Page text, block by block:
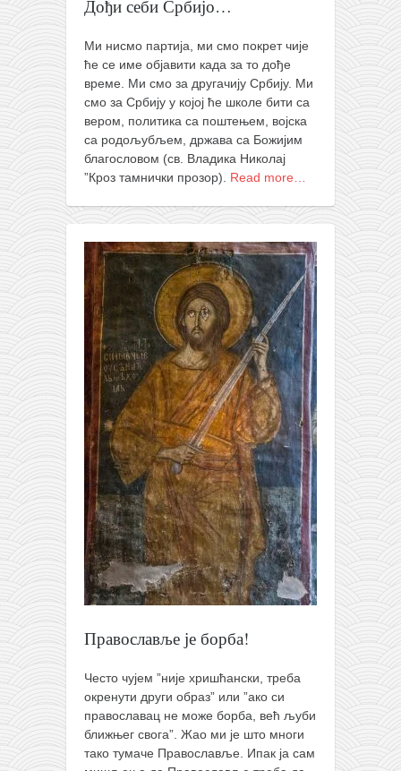
контакт
бесплатна е-књига
термини тренинга
моја прича
моја прича
фотке
контакт
Дођи себи Србијо…
Ми нисмо партија, ми смо покрет чије
ће се име објавити када за то дође
време. Ми смо за другачију Србију. Ми
смо за Србију у којој ће школе бити са
вером, политика са поштењем, војска
са родољубљем, држава са Божијим
благословом (св. Владика Николај
”Кроз тамнички прозор). Read more…
Православље је борба!
Често чујем ”није хришћански, треба
окренути други образ” или ”ако си
православац не може борба, већ љуби
ближњег свога”. Жао ми је што многи
тако тумаче Православље. Ипак ја сам